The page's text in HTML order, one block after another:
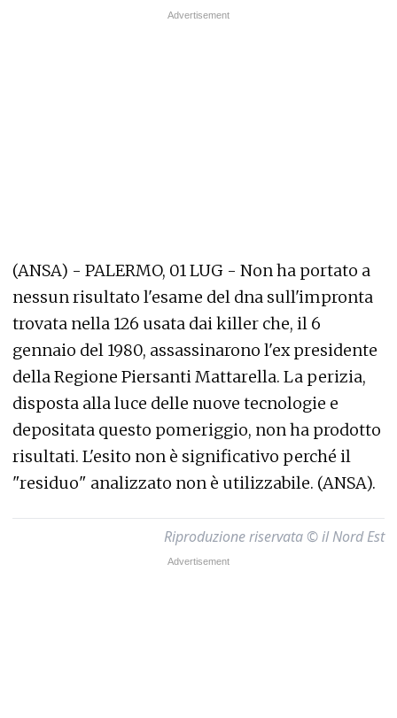
(ANSA) - PALERMO, 01 LUG - Non ha portato a
nessun risultato l'esame del dna sull'impronta
trovata nella 126 usata dai killer che, il 6
gennaio del 1980, assassinarono l'ex presidente
della Regione Piersanti Mattarella. La perizia,
disposta alla luce delle nuove tecnologie e
depositata questo pomeriggio, non ha prodotto
risultati. L'esito non è significativo perché il
"residuo" analizzato non è utilizzabile. (ANSA).
Riproduzione riservata © il Nord Est